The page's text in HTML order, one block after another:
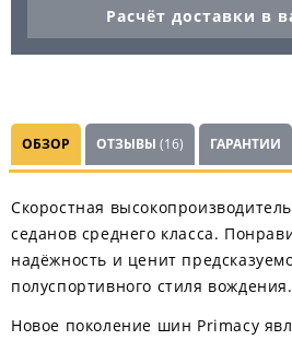
Расчёт доставки в
ОБЗОР ОТЗЫВЫ (16) ГАРАНТИИ
Скоростная
седанов среднего класса.
надёжность и ценит
полуспортивного стиля вождения.
Новое поколение шин Primacy